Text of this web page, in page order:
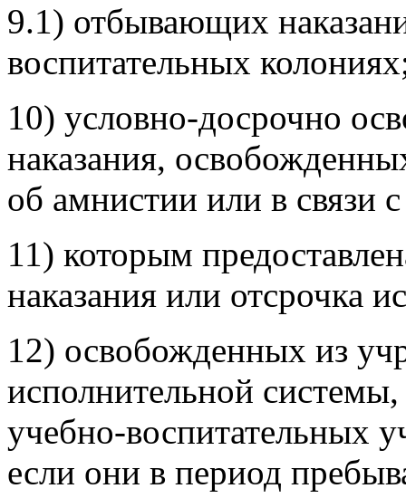
9.1) отбывающих
воспитательных
10) условно-досрочно
наказания,
об амнистии или в связи
11) которым
наказания или отсрочка
12) освобожденных из
исполнительной
учебно-воспитательных
если они в период